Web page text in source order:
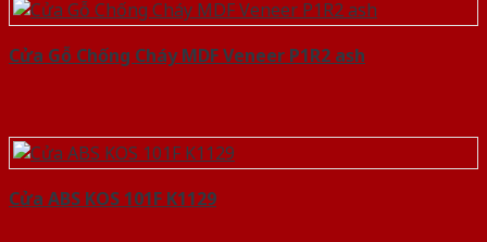
Cửa Gỗ Chống Cháy MDF Veneer P1R2 ash
Cửa ABS KOS 101F K1129